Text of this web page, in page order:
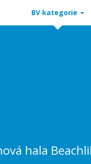
BV kategorie
hala